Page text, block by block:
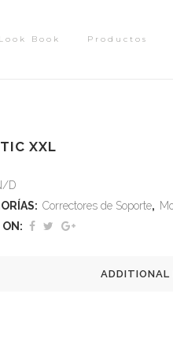
Look Book Productos
XXL
D
Correctores de Soporte,
ON:
ADDITIONAL